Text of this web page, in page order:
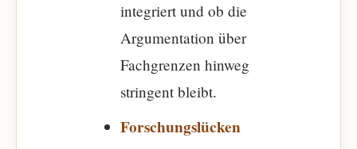
integriert und ob die
Argumentation über
Fachgrenzen hinweg
stringent bleibt.
Forschungslücken